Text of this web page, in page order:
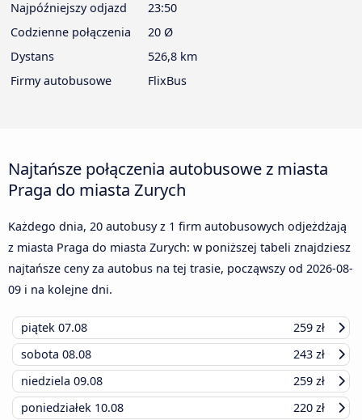
Najpóźniejszy odjazd
23:50
Codzienne połączenia
20 Ø
Dystans
526,8 km
Firmy autobusowe
FlixBus
Najtańsze połączenia autobusowe z miasta
Praga do miasta Zurych
Każdego dnia, 20 autobusy z 1 firm autobusowych odjeżdżają
z miasta Praga do miasta Zurych: w poniższej tabeli znajdziesz
najtańsze ceny za autobus na tej trasie, począwszy od 2026-08-
09 i na kolejne dni.
piątek 07.08
259 zł
sobota 08.08
243 zł
niedziela 09.08
259 zł
poniedziałek 10.08
220 zł